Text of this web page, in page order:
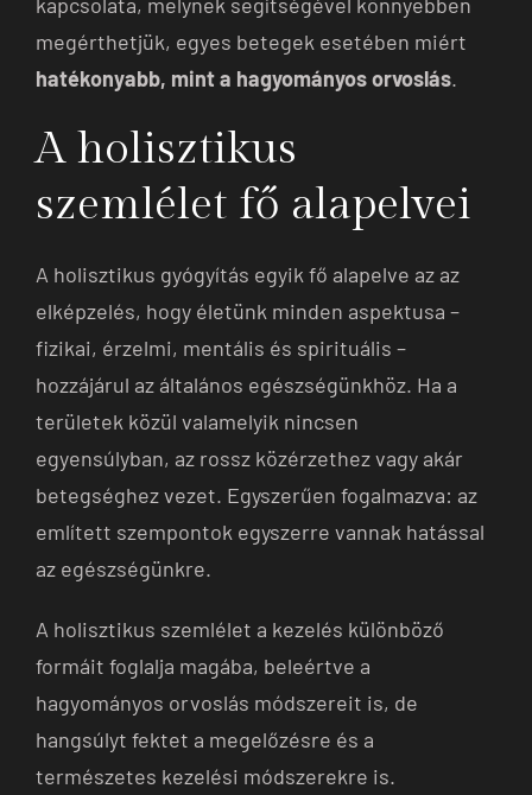
megérthetjük, egyes betegek esetében miért
hatékonyabb, mint a hagyományos orvoslás.
A holisztikus
szemlélet fő alapelvei
A holisztikus gyógyítás egyik fő alapelve az az
elképzelés, hogy életünk minden aspektusa –
fizikai, érzelmi, mentális és spirituális –
hozzájárul az általános egészségünkhöz. Ha a
területek közül valamelyik nincsen
egyensúlyban, az rossz közérzethez vagy akár
betegséghez vezet. Egyszerűen fogalmazva: az
említett szempontok egyszerre vannak hatással
az egészségünkre.
A holisztikus szemlélet a kezelés különböző
formáit foglalja magába, beleértve a
hagyományos orvoslás módszereit is, de
hangsúlyt fektet a megelőzésre és a
természetes kezelési módszerekre is.